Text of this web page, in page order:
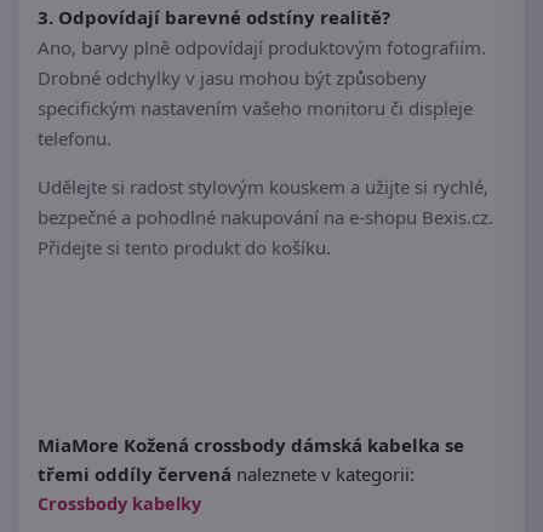
3. Odpovídají barevné odstíny realitě?
Ano, barvy plně odpovídají produktovým fotografiím.
Drobné odchylky v jasu mohou být způsobeny
specifickým nastavením vašeho monitoru či displeje
telefonu.
Udělejte si radost stylovým kouskem a užijte si rychlé,
bezpečné a pohodlné nakupování na e-shopu Bexis.cz.
Přidejte si tento produkt do košíku.
MiaMore Kožená crossbody dámská kabelka se
třemi oddíly červená naleznete v kategorii:
Crossbody kabelky